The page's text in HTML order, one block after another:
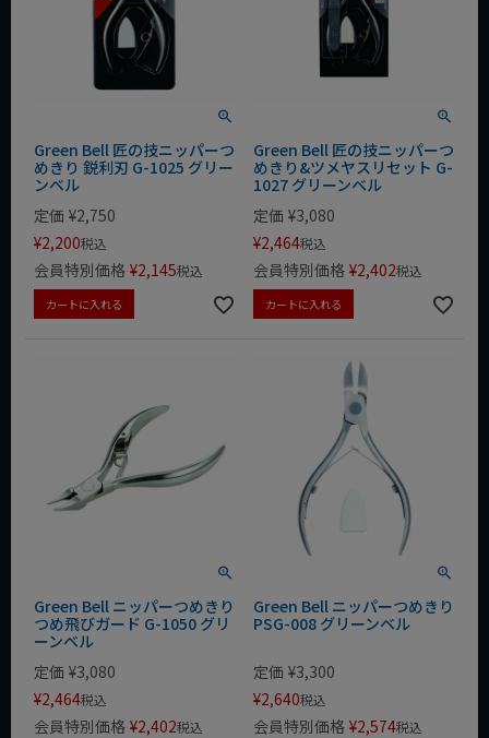
Green Bell 匠の技ニッパーつ
めきり 鋭利刃 G-1025 グリー
ンベル
定価 ¥2,750
¥2,200税込
会員特別価格 ¥2,145税込
カートに入れる
Green Bell 匠の技ニッパーつ
めきり&ツメヤスリセット G-
1027 グリーンベル
定価 ¥3,080
¥2,464税込
会員特別価格 ¥2,402税込
カートに入れる
Green Bell ニッパーつめきり
つめ飛びガード G-1050 グリ
ーンベル
定価 ¥3,080
¥2,464税込
会員特別価格 ¥2,402税込
Green Bell ニッパーつめきり
PSG-008 グリーンベル
定価 ¥3,300
¥2,640税込
会員特別価格 ¥2,574税込